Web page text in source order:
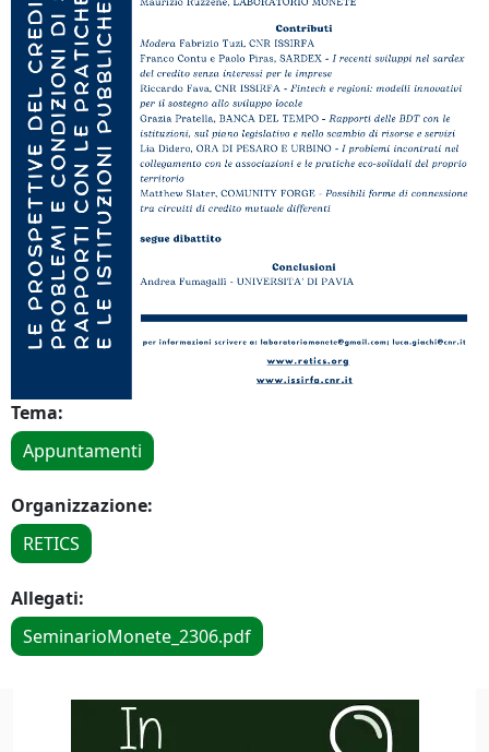
Tema:
Appuntamenti
Organizzazione:
RETICS
Allegati:
SeminarioMonete_2306.pdf